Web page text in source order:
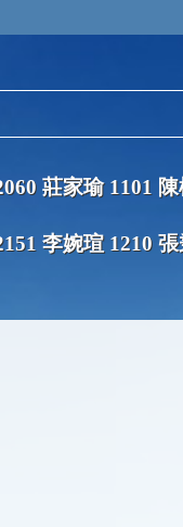
莊家瑜 1101
李婉瑄 1210